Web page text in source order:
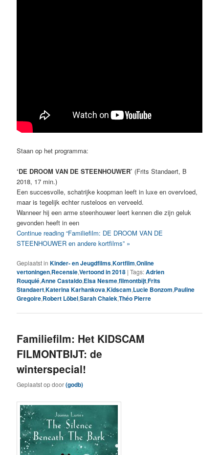
Staan op het programma:
‘DE DROOM VAN DE STEENHOUWER’ (Frits Standaert, B
2018, 17 min.)
Een succesvolle, schatrijke koopman leeft in luxe en overvloed,
maar is tegelijk echter rusteloos en verveeld.
Wanneer hij een arme steenhouwer leert kennen die zijn geluk
gevonden heeft in een
Continue reading “Familiefilm: DE DROOM VAN DE
STEENHOUWER en andere kortfilms” »
Geplaatst in Kinder- en Jeugdfilms,Kortfilm,Online
vertoningen,Recensie,Vertoond in 2018 |Tags:Adrien
Rouquié,Anne Castaldo,Elsa Nesme,filmontbijt,Frits
Standaert,Katerina Karhankova,Kidscam,Lucie Bonzom,Pauline
Gregoire,Robert Löbel,Sarah Chalek,Théo Pierre
Familiefilm: Het KIDSCAM
FILMONTBIJT: de
winterspecial!
Geplaatst opdoor(godb)